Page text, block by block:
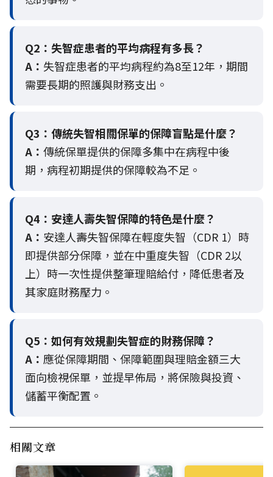
Q2： 失智症患者的平均病程有多長？
A： 失智症患者的平均病程約為8至12年，期間
需要長期的照護與財務支出。
Q3： 傳統失智相關保單的保障盲點是什麼？
A： 傳統保單提供的保障多集中在病程中後
期，病程初期提供的保障較為不足。
Q4： 安達人壽失智保障的特色是什麼？
A： 安達人壽失智保障在輕度失智（CDR 1）時
即提供部分保障，並在中重度失智（CDR 2以
上）時一次性提供整筆理賠給付，降低患者及
其家庭財務壓力。
Q5： 如何有效規劃失智症的財務保障？
A： 應從保障期間、保障範圍與理賠金額三大
面向檢視保單，並提早佈局，將保險與投資、
儲蓄平衡配置。
相關文章